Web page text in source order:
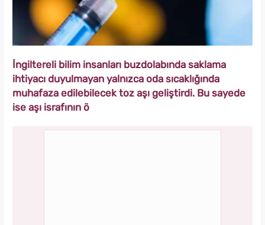
İngiltereli bilim insanları buzdolabında saklama
ihtiyacı duyulmayan yalnızca oda sıcaklığında
muhafaza edilebilecek toz aşı geliştirdi. Bu sayede
ise aşı israfının ö